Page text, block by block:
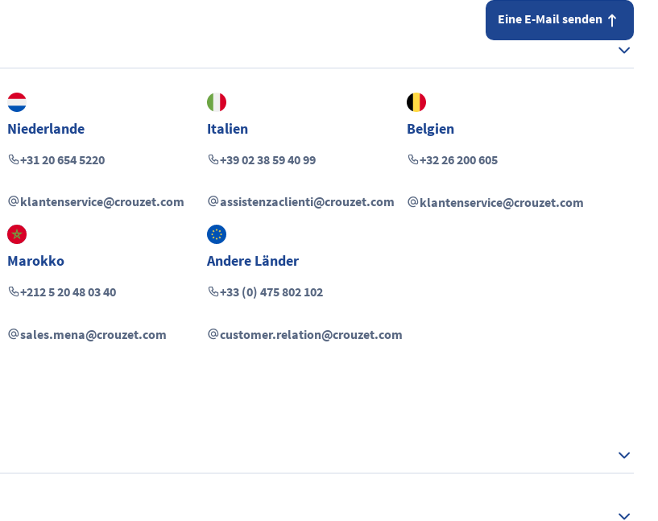
Eine E-Mail senden
Niederlande
+31 20 654 5220
klantenservice@crouzet.com
Italien
+39 02 38 59 40 99
assistenzaclienti@crouzet.com
Belgien
+32 26 200 605
klantenservice@crouzet.com
Marokko
+212 5 20 48 03 40
sales.mena@crouzet.com
Andere Länder
+33 (0) 475 802 102
customer.relation@crouzet.com